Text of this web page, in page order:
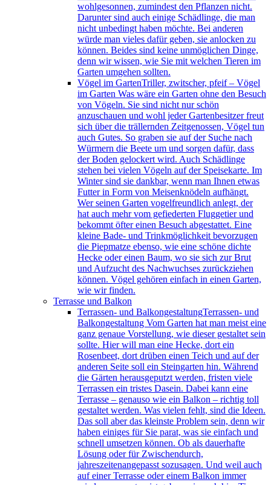
wohlgesonnen, zumindest den Pflanzen nicht.
Darunter sind auch einige Schädlinge, die man
nicht unbedingt haben möchte. Bei anderen
würde man vieles dafür geben, sie anlocken zu
können. Beides sind keine unmöglichen Dinge,
denn wir wissen, wie Sie mit welchen Tieren im
Garten umgehen sollten.
Vögel im GartenTriller, zwitscher, pfeif – Vögel
im Garten Was wäre ein Garten ohne den Besuch
von Vögeln. Sie sind nicht nur schön
anzuschauen und wohl jeder Gartenbesitzer freut
sich über die trällernden Zeitgenossen, Vögel tun
auch Gutes. So graben sie auf der Suche nach
Würmern die Beete um und sorgen dafür, dass
der Boden gelockert wird. Auch Schädlinge
stehen bei vielen Vögeln auf der Speisekarte. Im
Winter sind sie dankbar, wenn man Ihnen etwas
Futter in Form von Meisenknödeln aufhängt.
Wer seinen Garten vogelfreundlich anlegt, der
hat auch mehr vom gefiederten Fluggetier und
bekommt öfter einen Besuch abgestattet. Eine
kleine Bade- und Trinkmöglichkeit bevorzugen
die Piepmatze ebenso, wie eine schöne dichte
Hecke oder einen Baum, wo sie sich zur Brut
und Aufzucht des Nachwuchses zurückziehen
können. Vögel gehören einfach in einen Garten,
wie wir finden.
Terrasse und Balkon
Terrassen- und BalkongestaltungTerrassen- und
Balkongestaltung Vom Garten hat man meist eine
ganz genaue Vorstellung, wie dieser gestaltet sein
sollte. Hier will man eine Hecke, dort ein
Rosenbeet, dort drüben einen Teich und auf der
anderen Seite soll ein Steingarten hin. Während
die Gärten herausgeputzt werden, fristen viele
Terrassen ein tristes Dasein. Dabei kann eine
Terrasse – genauso wie ein Balkon – richtig toll
gestaltet werden. Was vielen fehlt, sind die Ideen.
Das soll aber das kleinste Problem sein, denn wir
haben einiges für Sie parat, was sie einfach und
schnell umsetzen können. Ob als dauerhafte
Lösung oder für Zwischendurch,
jahreszeitenangepasst sozusagen. Und weil auch
auf einer Terrasse oder einem Balkon immer